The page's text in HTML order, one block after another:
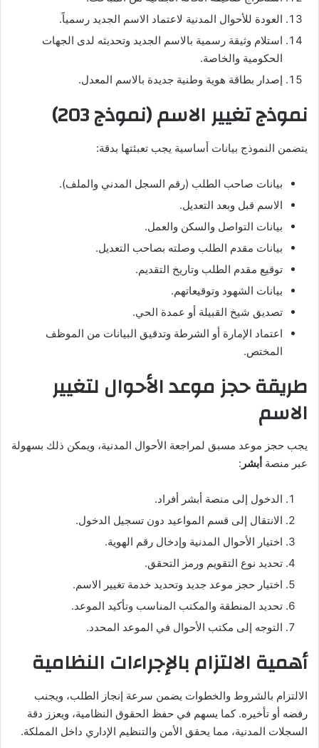
العودة للأحوال المدنية لاعتماد الاسم الجديد رسمياً.
استلام وثيقة رسمية بالاسم الجديد وتحديثه لدى الجهات
الحكومية والخاصة.
إصدار بطاقة هوية وطنية جديدة بالاسم المعدل.
نموذج تغيير الاسم (نموذج 203)
يتضمن النموذج بيانات أساسية يجب تعبئتها بدقة:
بيانات صاحب الطلب (رقم السجل المدني والملف).
الاسم قبل وبعد التعديل.
بيانات التواصل والسكن والعمل.
بيانات مقدم الطلب وصلته بصاحب التعديل.
توقيع مقدم الطلب وتاريخ التقديم.
بيانات الشهود وتوقيعاتهم.
تصديق شيخ القبيلة أو عمدة الحي.
اعتماد الإمارة أو الشرطة وتدقيق البيانات من الموظف
المختص.
طريقة حجز موعد الأحوال لتغيير
الاسم
يجب حجز موعد مسبق لمراجعة الأحوال المدنية، ويمكن ذلك بسهولة
عبر منصة أبشر :
الدخول إلى منصة أبشر أفراد.
الانتقال إلى قسم المواعيد دون تسجيل الدخول.
اختيار الأحوال المدنية وإدخال رقم الهوية.
تحديد نوع التقويم ورمز التحقق.
اختيار حجز موعد جديد وتحديد خدمة تغيير الاسم.
تحديد المنطقة والمكتب المناسب وتأكيد الموعد.
التوجه إلى مكتب الأحوال في الموعد المحدد.
أهمية الالتزام بالإجراءات النظامية
الالتزام بالشروط والخطوات يضمن سرعة إنجاز الطلب، ويجنب
رفضه أو تأخيره. كما يسهم في حفظ الحقوق النظامية، ويعزز دقة
السجلات المدنية، مما يحقق الأمن والتنظيم الإداري داخل المملكة.